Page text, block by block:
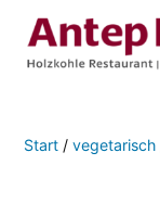
Start / vegetarisch